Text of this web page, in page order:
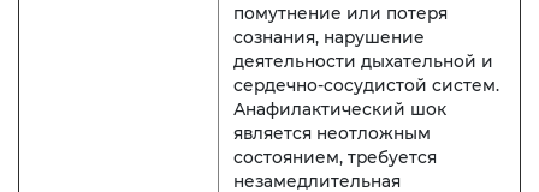
помутнение или потеря
сознания, нарушение
деятельности дыхательной и
сердечно-сосудистой систем.
Анафилактический шок
является неотложным
состоянием, требуется
незамедлительная